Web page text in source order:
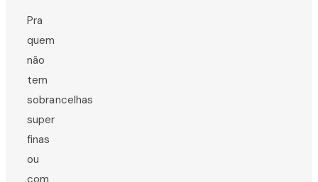
Pra
quem
não
tem
sobrancelhas
super
finas
ou
com